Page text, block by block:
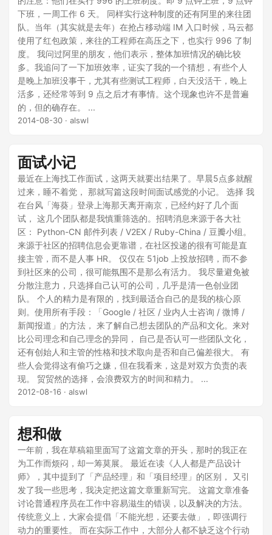
下班，一周工作 6 天。 同样实行这种制度的还有阿里的来往团
队。当年（其实就是去年）在抢占移动端 IM 入口时候，马云都
使用了红包政策，来往的工程师在高压之下，也实行 996 了制
度。 我问过阿里的朋友，他们表示，整体加班情况的确比较
多。我追问了一下加班效率，证实了我的一个猜想，有些个人
是晚上加班没事干，尤其有些测试工程师，白天没活干，晚上
活多，还经常等到 9 点之后才有事情。这个现象也许不是普遍
的，但的确存在。 ...
2014-08-30 · alswl
面试小记
最近在上海找工作面试，这两天就要出结果了。早晨5点多就醒
过来，睡不着觉， 那就写篇这段时间面试感觉的小记。 选择 我
在台风「海葵」登录上海那天离开南京，已经约好了几个面
试， 这几个团队都是我慎重筛选的。招聘消息来源于各大社
区： Python-CN 邮件列表 / V2EX / Ruby-China / 豆瓣小组。
来源于社区的招聘信息会更靠谱，在社区投递的很有可能是直
接主管，而不是人事 HR。 仅仅在 51job 上投放招聘，而不参
到社区来的公司，很可能氛围不是那么有活力。 我尽量避免被
分散注意力，只选择自己认可的公司，几乎是清一色创业团
队。 个人的精力是有限的，找到最适合自己的是我的核心原
则。使用所有手段：「Google / 社区 / 业内人士咨询 / 微博 /
新闻报道」的方法， 来了解自己想去团队的产品和文化。来对
比公司理念和自己理念的异同， 自己是否认可一些团队文化，
还有创始人和主管的性格和技术取向是否和自己偏差很大。 有
些人会觉得这有偷巧之嫌，但在我看来，这是对双方负责的表
现。 贸贸然的选择，会浪费双方的时间和精力。 ...
2012-08-16 · alswl
想和做
一年前，我在草稿箱里面写了这篇文章的开头，那时的我正在
为工作而烦闷，却一筹莫展。 最近在读《人人都是产品设计
师》，其中提到了「产品经理」和「项目经理」的区别， 又引
发了我一些思考，我决定把这篇文章重新写完。 这篇文章准备
讨论普通程序员在工作中容易滋生的错误，以及解决的方法。
传统意义上，大家会提倡「不能光想，还要去做」，即强调行
动力的重要性。 而在实际工作中，大部分人都不缺乏这个行动